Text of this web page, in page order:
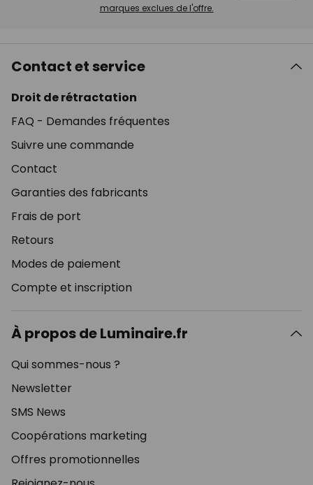
marques exclues de l'offre.
Contact et service
Droit de rétractation
FAQ - Demandes fréquentes
Suivre une commande
Contact
Garanties des fabricants
Frais de port
Retours
Modes de paiement
Compte et inscription
À propos de Luminaire.fr
Qui sommes-nous ?
Newsletter
SMS News
Coopérations marketing
Offres promotionnelles